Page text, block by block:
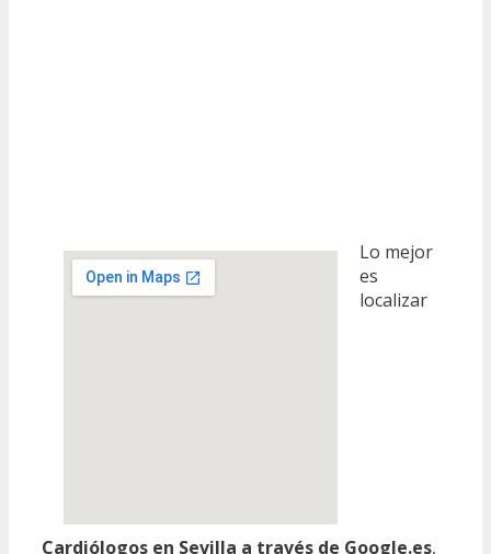
Lo mejor
es
localizar
Cardiólogos en Sevilla a través de Google.es,